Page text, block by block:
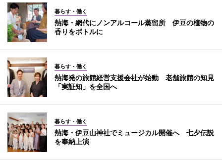
暮らす・働く
熱海・網代にノンアルコール蒸留所 伊豆の植物の
香りをボトルに
暮らす・働く
熱海発の旅館経営支援会社が始動 老舗旅館の知見
「実証知」を全国へ
暮らす・働く
熱海・伊豆山神社でミュージカル開催へ 七夕伝説
を奉納上演